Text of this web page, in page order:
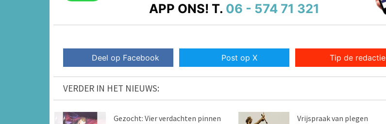
APP ONS! T. 06 - 574 71 321
Deel op Facebook Post op X Tip de redactie
VERDER IN HET NIEUWS:
Gezocht: Vier verdachten pinnen
Vrijspraak van plegen